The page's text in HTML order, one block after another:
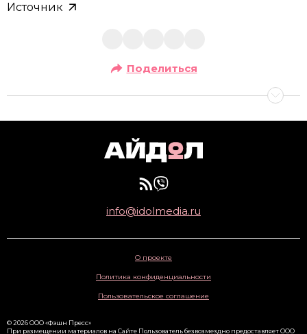
Источник
Поделиться
info@idolmedia.ru
О проекте
Политика конфиденциальности
Пользовательское соглашение
© 2026 ООО «Фэшн Пресс»
При размещении материалов на Сайте Пользователь безвозмездно предоставляет ООО